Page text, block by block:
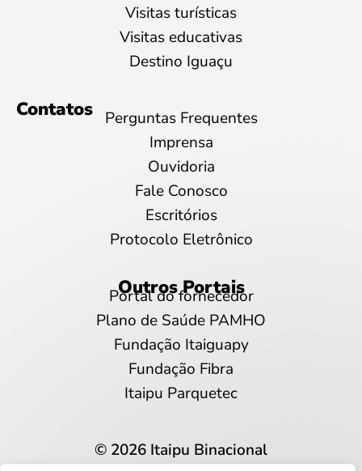
Visitas turísticas
Visitas educativas
Destino Iguaçu
Contatos
Perguntas Frequentes
Imprensa
Ouvidoria
Fale Conosco
Escritórios
Protocolo Eletrônico
Outros Portais
Portal do fornecedor
Plano de Saúde PAMHO
Fundação Itaiguapy
Fundação Fibra
Itaipu Parquetec
© 2026 Itaipu Binacional